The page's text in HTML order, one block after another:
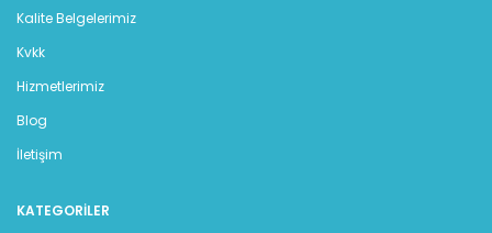
Kalite Belgelerimiz
Kvkk
Hizmetlerimiz
Blog
İletişim
KATEGORILER